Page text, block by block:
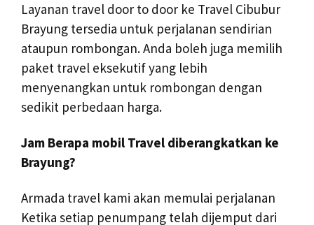
Layanan travel door to door ke Travel Cibubur
Brayung tersedia untuk perjalanan sendirian
ataupun rombongan. Anda boleh juga memilih
paket travel eksekutif yang lebih
menyenangkan untuk rombongan dengan
sedikit perbedaan harga.
Jam Berapa mobil Travel diberangkatkan ke
Brayung?
Armada travel kami akan memulai perjalanan
Ketika setiap penumpang telah dijemput dari